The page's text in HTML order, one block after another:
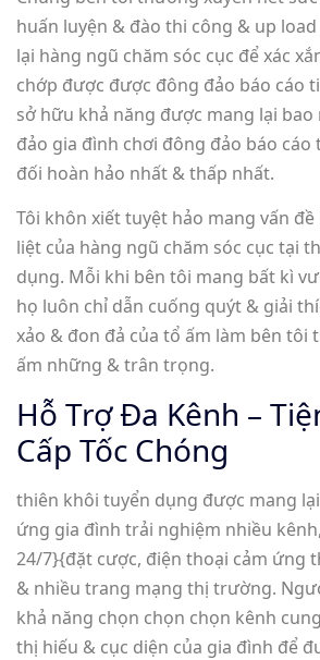
huấn luyện & đào thi công & up
lại hàng ngũ chăm sóc cục để xác
chớp được được đông đảo báo cáo
sở hữu khả năng được mang lại bao
đảo gia đình chơi đông đảo báo cáo
đối hoàn hảo nhất & thấp nhất.
Tôi khôn xiết tuyệt hảo mang vấn
liệt của hàng ngũ chăm sóc cục tại
dụng. Mỗi khi bên tôi mang bất kì
họ luôn chỉ dẫn cuống quýt & giải
xảo & đon đả của tổ ấm làm bên tôi
ấm những & trân trọng.
Hỗ Trợ Đa Kênh –
Cấp Tốc Chóng
thiên khôi tuyển dụng được mang
ứng gia đình trải nghiệm nhiều
24/7}{đặt cược, điện thoại cảm ứng
& nhiều trang mạng thị trường.
khả năng chọn chọn chọn kênh
thị hiếu & cục diện của gia đình để